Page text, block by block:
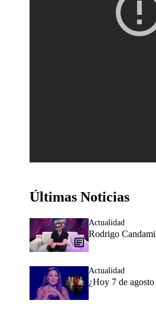
Últimas Noticias
Actualidad
Rodrigo
Actualidad
¿Hoy 7 de